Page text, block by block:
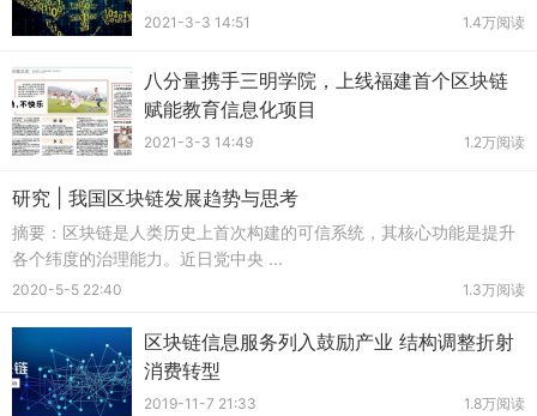
2021-3-3 14:51 1.4万阅读
八分量携手三明学院，上线福建首个区块链
赋能教育信息化项目
2021-3-3 14:49 1.2万阅读
研究 | 我国区块链发展趋势与思考
摘要：区块链是人类历史上首次构建的可信系统，其核心功能是提升
各个纬度的治理能力。近日党中央 ...
2020-5-5 22:40 1.3万阅读
区块链信息服务列入鼓励产业 结构调整折射
消费转型
2019-11-7 21:33 1.8万阅读